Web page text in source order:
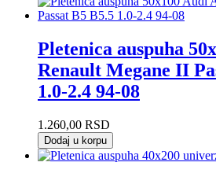
Pletenica auspuha
Renault Megane II
1.0-2.4 94-08
1.260,00 RSD
Dodaj u korpu